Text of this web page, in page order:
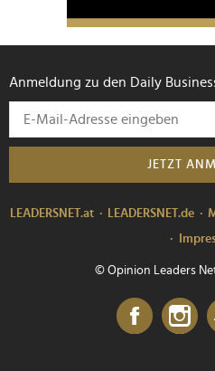
Anmeldung zu den Daily
JETZT
LEADERSNET.at LEADERSNET.de
© Opinion Leaders